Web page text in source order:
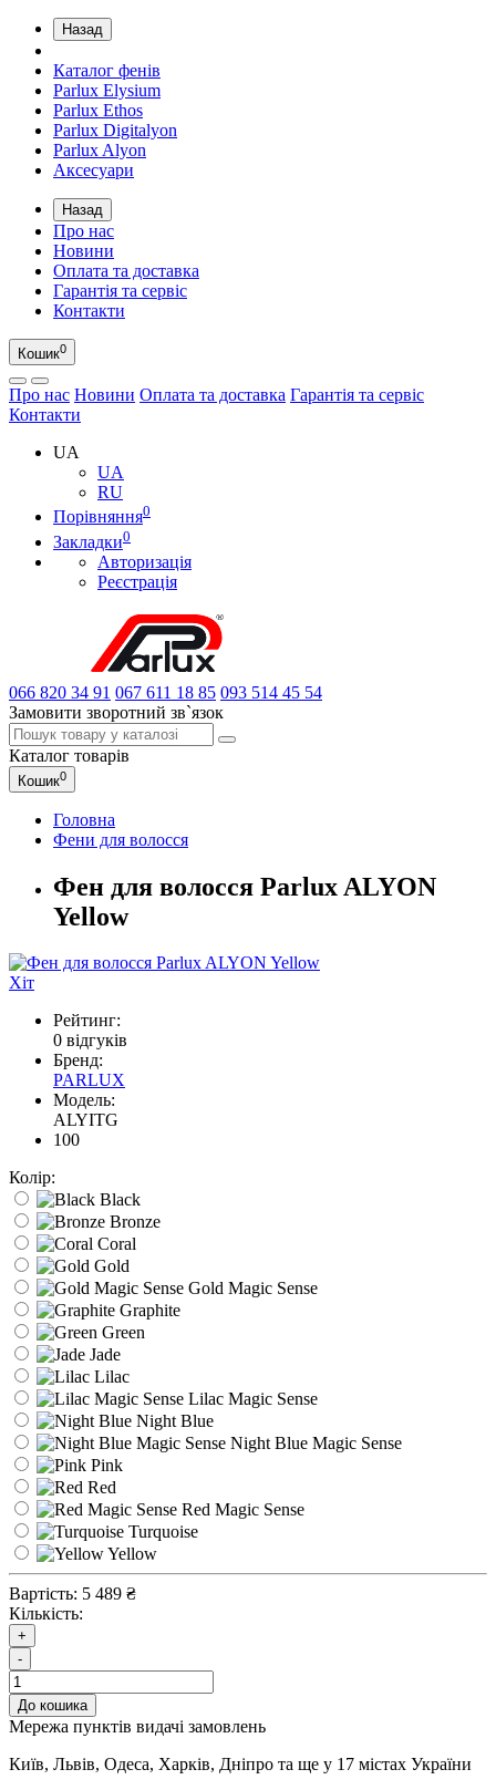
Назад
Каталог фенів
Parlux Elysium
Parlux Ethos
Parlux Digitalyon
Parlux Alyon
Аксесуари
Назад
Про нас
Новини
Оплата та доставка
Гарантія та сервіс
Контакти
Кошик0
Про нас Новини Оплата та доставка Гарантія та сервіс
Контакти
UA
UA
RU
Порівняння0
Закладки0
Авторизація
Реєстрація
066 820 34 91 067 611 18 85 093 514 45 54
Замовити зворотний зв`язок
Каталог товарів
Кошик0
Головна
Фени для волосся
Фен для волосся Parlux ALYON
Yellow
Хіт
Рейтинг:
0 відгуків
Бренд:
PARLUX
Модель:
ALYITG
100
Колір:
Black
Bronze
Coral
Gold
Gold Magic Sense
Graphite
Green
Jade
Lilac
Lilac Magic Sense
Night Blue
Night Blue Magic Sense
Pink
Red
Red Magic Sense
Turquoise
Yellow
Вартість: 5 489 ₴
Кількість:
+
-
До кошика
Мережа пунктів видачі замовлень
Київ, Львів, Одеса, Харків, Дніпро та ще у 17 містах України